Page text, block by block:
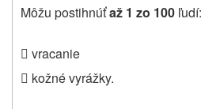
Môžu postihnúťaž 1 zo 100 ľudí:
 vracanie
 kožné vyrážky.